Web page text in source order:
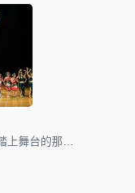
上舞台的那…